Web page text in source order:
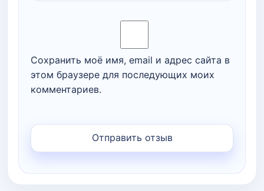
Сохранить моё имя, email и адрес сайта в
этом браузере для последующих моих
комментариев.